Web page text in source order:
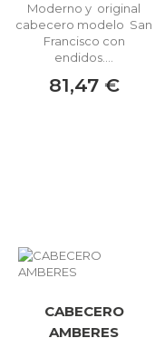
Moderno y original
cabecero modelo San
Francisco con
endidos....
81,47 €
CABECERO
AMBERES